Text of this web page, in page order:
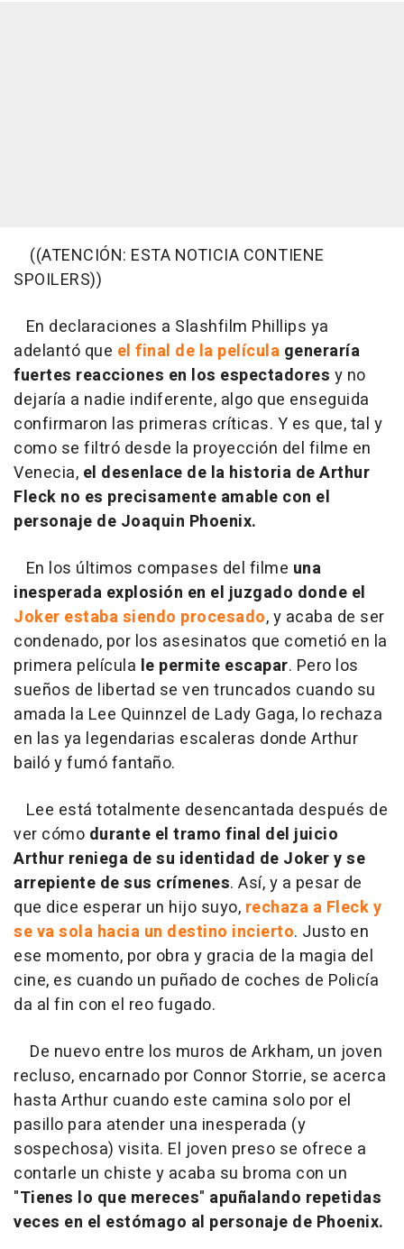
((ATENCIÓN: ESTA NOTICIA CONTIENE
SPOILERS))
En declaraciones a Slashfilm Phillips ya
adelantó que el final de la película generaría
fuertes reacciones en los espectadores y no
dejaría a nadie indiferente, algo que enseguida
confirmaron las primeras críticas. Y es que, tal y
como se filtró desde la proyección del filme en
Venecia, el desenlace de la historia de Arthur
Fleck no es precisamente amable con el
personaje de Joaquin Phoenix.
En los últimos compases del filme una
inesperada explosión en el juzgado donde el
Joker estaba siendo procesado, y acaba de ser
condenado, por los asesinatos que cometió en la
primera película le permite escapar. Pero los
sueños de libertad se ven truncados cuando su
amada la Lee Quinnzel de Lady Gaga, lo rechaza
en las ya legendarias escaleras donde Arthur
bailó y fumó fantaño.
Lee está totalmente desencantada después de
ver cómo durante el tramo final del juicio
Arthur reniega de su identidad de Joker y se
arrepiente de sus crímenes. Así, y a pesar de
que dice esperar un hijo suyo, rechaza a Fleck y
se va sola hacia un destino incierto. Justo en
ese momento, por obra y gracia de la magia del
cine, es cuando un puñado de coches de Policía
da al fin con el reo fugado.
De nuevo entre los muros de Arkham, un joven
recluso, encarnado por Connor Storrie, se acerca
hasta Arthur cuando este camina solo por el
pasillo para atender una inesperada (y
sospechosa) visita. El joven preso se ofrece a
contarle un chiste y acaba su broma con un
"Tienes lo que mereces" apuñalando repetidas
veces en el estómago al personaje de Phoenix.